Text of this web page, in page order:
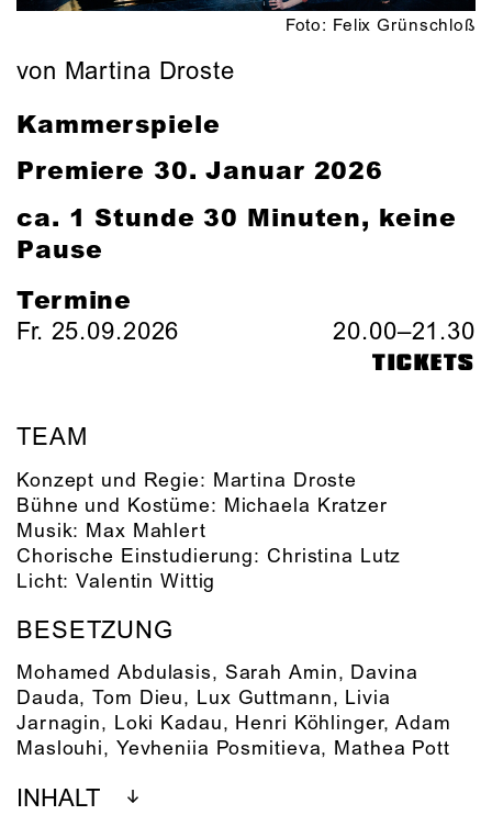
Foto: Felix Grünschloß
von Martina Droste
Kammerspiele
Premiere 30. Januar 2026
ca. 1 Stunde 30 Minuten, keine
Pause
Termine
Fr. 25.09.2026 20.00–21.30
TICKETS
TEAM
Konzept und Regie: Martina Droste
Bühne und Kostüme: Michaela Kratzer
Musik: Max Mahlert
Chorische Einstudierung: Christina Lutz
Licht:Valentin Wittig
BESETZUNG
Mohamed Abdulasis, Sarah Amin, Davina
Dauda,Tom Dieu, Lux Guttmann, Livia
Jarnagin, Loki Kadau, Henri Köhlinger,Adam
Maslouhi, Yevheniia Posmitieva, Mathea Pott
INHALT